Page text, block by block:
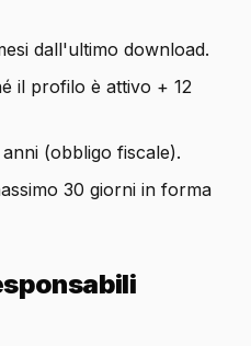
dall'ultimo download.
il profilo è attivo + 12
anni (obbligo fiscale).
30 giorni in forma